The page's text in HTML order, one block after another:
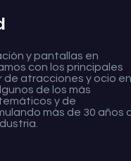
y pantallas en
con los principales
atracciones y ocio en
de los más
y de
más de 30 años